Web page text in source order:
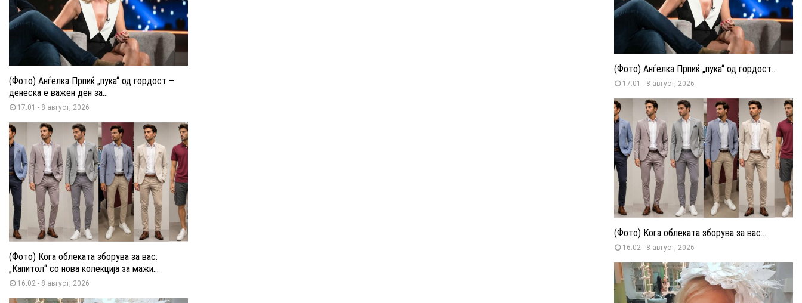
(Фото) Анѓелка Прпиќ „пука“ од гордост –
денеска е важен ден за...
17:01 - 8 август, 2026
(Фото) Кога облеката зборува за вас:
„Капитол“ со нова колекција за мажи...
16:02 - 8 август, 2026
(Фото) Анѓелка Прпиќ „пука“ од гордост...
17:01 - 8 август, 2026
(Фото) Кога облеката зборува за вас:...
16:02 - 8 август, 2026